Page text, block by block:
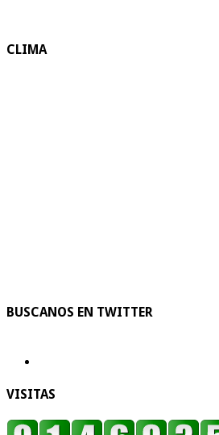
CLIMA
BUSCANOS EN TWITTER
VISITAS